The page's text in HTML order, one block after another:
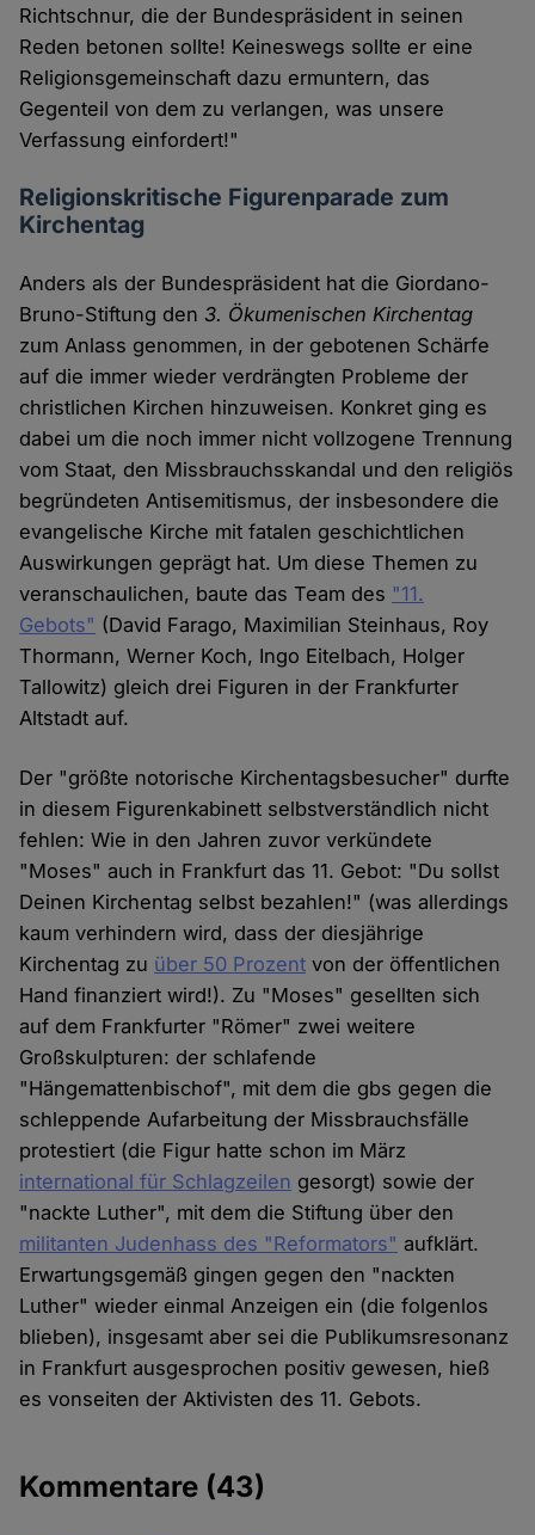
Richtschnur, die der Bundespräsident in seinen
Reden betonen sollte! Keineswegs sollte er eine
Religionsgemeinschaft dazu ermuntern, das
Gegenteil von dem zu verlangen, was unsere
Verfassung einfordert!"
Religionskritische Figurenparade zum
Kirchentag
Anders als der Bundespräsident hat die Giordano-
Bruno-Stiftung den3. Ökumenischen Kirchentag
zum Anlass genommen, in der gebotenen Schärfe
auf die immer wieder verdrängten Probleme der
christlichen Kirchen hinzuweisen. Konkret ging es
dabei um die noch immer nicht vollzogene Trennung
vom Staat, den Missbrauchsskandal und den religiös
begründeten Antisemitismus, der insbesondere die
evangelische Kirche mit fatalen geschichtlichen
Auswirkungen geprägt hat. Um diese Themen zu
veranschaulichen, baute das Team des "11.
Gebots" (David Farago, Maximilian Steinhaus, Roy
Thormann, Werner Koch, Ingo Eitelbach, Holger
Tallowitz) gleich drei Figuren in der Frankfurter
Altstadt auf.
Der "größte notorische Kirchentagsbesucher" durfte
in diesem Figurenkabinett selbstverständlich nicht
fehlen: Wie in den Jahren zuvor verkündete
"Moses" auch in Frankfurt das 11. Gebot: "Du sollst
Deinen Kirchentag selbst bezahlen!" (was allerdings
kaum verhindern wird, dass der diesjährige
Kirchentag zu über 50 Prozent von der öffentlichen
Hand finanziert wird!). Zu "Moses" gesellten sich
auf dem Frankfurter "Römer" zwei weitere
Großskulpturen: der schlafende
"Hängemattenbischof", mit dem die gbs gegen die
schleppende Aufarbeitung der Missbrauchsfälle
protestiert (die Figur hatte schon im März
international für Schlagzeilen gesorgt) sowie der
"nackte Luther", mit dem die Stiftung über den
militanten Judenhass des "Reformators" aufklärt.
Erwartungsgemäß gingen gegen den "nackten
Luther" wieder einmal Anzeigen ein (die folgenlos
blieben), insgesamt aber sei die Publikumsresonanz
in Frankfurt ausgesprochen positiv gewesen, hieß
es vonseiten der Aktivisten des 11. Gebots.
Kommentare (43)